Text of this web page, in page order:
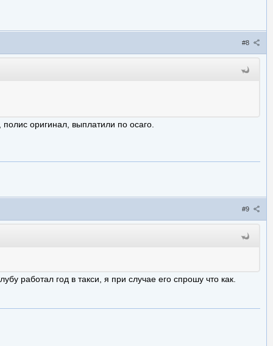
#8
оригинал, выплатили по осаго.
#9
работал год в такси, я при случае его спрошу что как.